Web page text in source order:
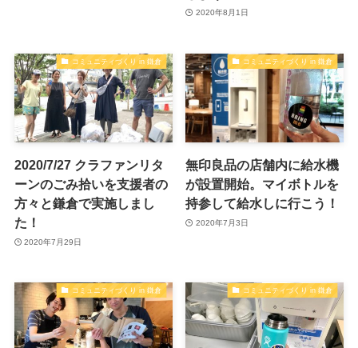
2020年8月1日
コミュニティづくり in 鎌倉
2020/7/27 クラファンリタ
ーンのごみ拾いを支援者の
方々と鎌倉で実施しまし
た！
2020年7月29日
コミュニティづくり in 鎌倉
無印良品の店舗内に給水機
が設置開始。マイボトルを
持参して給水しに行こう！
2020年7月3日
コミュニティづくり in 鎌倉 コミュニティづくり in 鎌倉